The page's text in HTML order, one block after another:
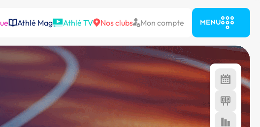
Athlé Mag Athlé TV Nos clubs Mon compte MENU